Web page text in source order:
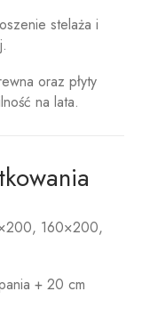
stelaża i
oraz płyty
na lata.
160×200,
+ 20 cm